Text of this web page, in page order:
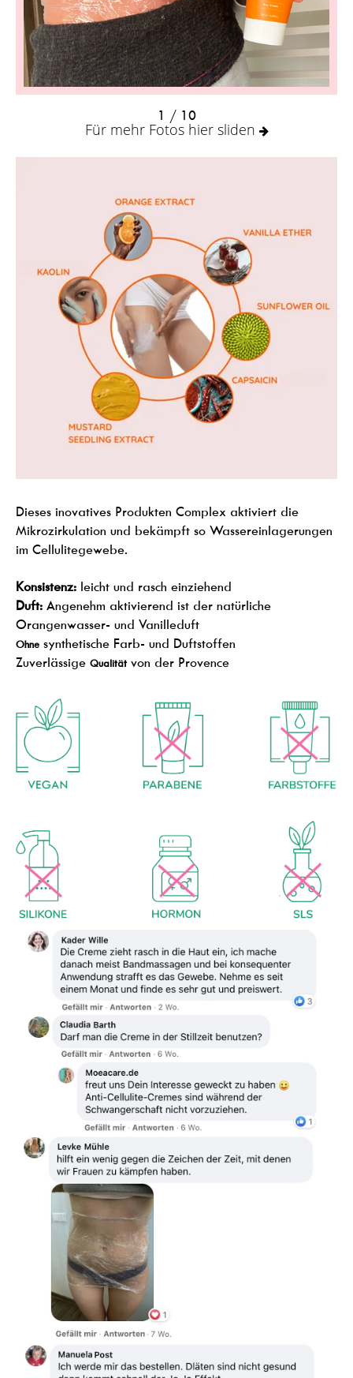
1 / 10
Für mehr Fotos hier sliden
Dieses inovatives Produkten Complex aktiviert die
Mikrozirkulation und bekämpft so Wassereinlagerungen
im Cellulitegewebe.
Konsistenz: leicht und rasch einziehend
Duft: Angenehm aktivierend ist der natürliche
Orangenwasser- und Vanilleduft
Ohne synthetische Farb- und Duftstoffen
Zuverlässige Qualitätvon der Provence